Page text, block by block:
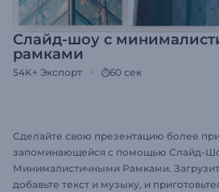
Слайд-шоу с
рамками
54K+ Экспорт 60 сек
Сделайте свою презентацию более
запоминающейся с помощью Слайд-
Минималистичными Рамками.
добавьте текст и музыку, и